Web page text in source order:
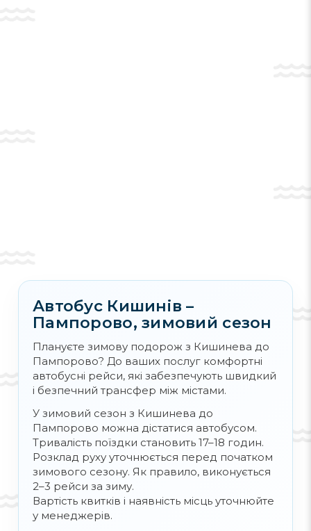
Екстремальне катання на
лижах у Чепеларе
відбуваються змагання, а крутіші схили
дають змогу розвивати більш
екстремальні види спорту. Для
досвідчених любителів сноуборду є
спеціальна траса для паралельного
слалому, цей вражаючий вид спорту
щороку приваблює багато туристів і
спортсменів.
Автобус Кишинів –
Пампорово, зимовий сезон
Плануєте зимову подорож з Кишинева до
Пампорово? До ваших послуг комфортні
автобусні рейси, які забезпечують швидкий
і безпечний трансфер між містами.
У зимовий сезон з Кишинева до
Пампорово можна дістатися автобусом.
Тривалість поїздки становить 17–18 годин.
Розклад руху уточнюється перед початком
зимового сезону. Як правило, виконується
2–3 рейси за зиму.
Вартість квитків і наявність місць уточнюйте
у менеджерів.